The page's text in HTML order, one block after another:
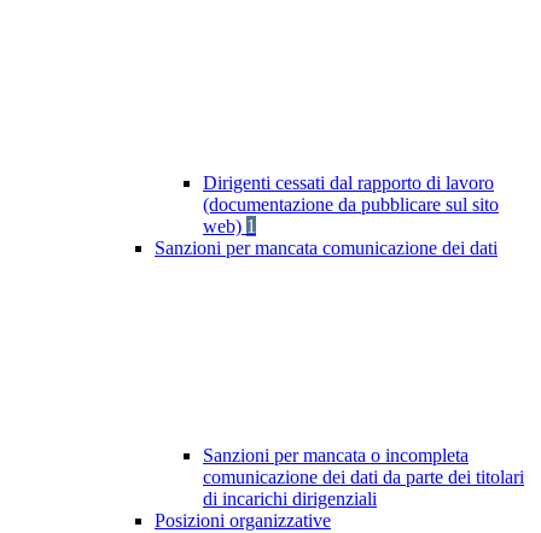
Dirigenti cessati dal rapporto di lavoro
(documentazione da pubblicare sul sito
web) 1
Sanzioni per mancata comunicazione dei dati
Sanzioni per mancata o incompleta
comunicazione dei dati da parte dei titolari
di incarichi dirigenziali
Posizioni organizzative